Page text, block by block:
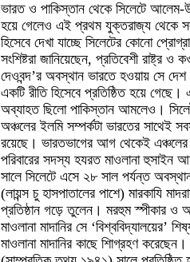
ভারত ও পাকিস্তান থেকে সিলেটে
হয়ে গেলেও এই প্রথম যুক্তরাজ্য থেকে
হিসেবে দেখা যাচ্ছে সিলেটের কোনো
সংশিষ্টরা জানিয়েছেন, প্রতিবেশী রাষ্ট্র ও
দেওবন্দ’র অবস্থান ভারতে হওয়ায় সে
একটি রীতি হিসেবে প্রতিষ্ঠিত হয়ে গেছে।
অব্যাহত ছিলো পাকিস্তান আমলেও।
অঞ্চলের ইলমি সম্পর্কটা ভারতের সাথেই
রয়েছে। ভারতভাগের আগ থেকেই এঞ্চলের
পরিবারের সদস্য হযরত মাওলানা হুসাইন
সালে সিলেটে এসে ২৮ সাল পর্যন্ত
(লায়ন্স চু হাসপাতালের পাশে) মারকাযি
প্রতিষ্ঠান গড়ে তুলেন। মরহুম স্পীকার ও
মাওলানা মাদানির সে ‘বিশ্ববিদ্যালয়ের’
মাওলানা মাদানির কাছে শিাগ্রহণ